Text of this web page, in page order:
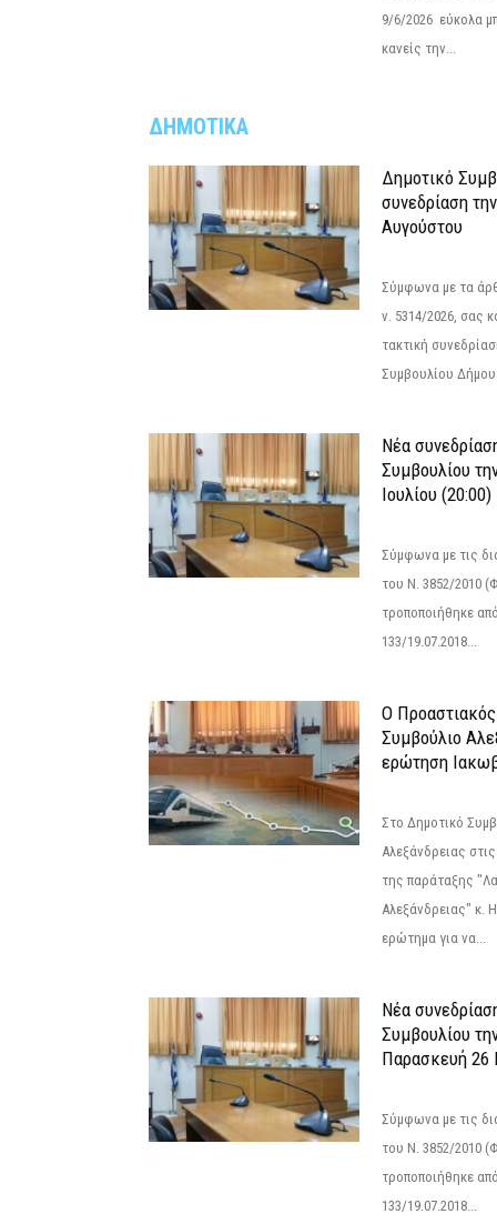
9/6/2026 εύκολα
κανείς την...
ΔΗΜΟΤΙΚΑ
Δημοτικό
συνεδρίαση
Αυγούστου
Σύμφωνα με τα
ν. 5314/2026, σας
τακτική
Συμβουλίου
Νέα
Συμβουλίου
Ιουλίου (20:00)
Σύμφωνα με τις
του Ν. 3852/2010
τροποποιήθηκε
133/19.07.2018...
Ο
Συμβούλιο
ερώτηση
Στο Δημοτικό
Αλεξάνδρειας
της παράταξης
Αλεξάνδρειας" κ.
ερώτημα για να...
Νέα
Συμβουλίου
Παρασκευή 26
Σύμφωνα με τις
του Ν. 3852/2010
τροποποιήθηκε
133/19.07.2018...